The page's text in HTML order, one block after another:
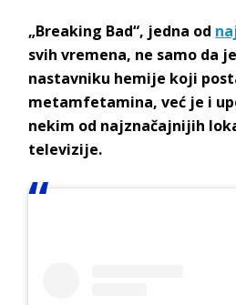
„Breaking Bad“, jedna od
svih vremena, ne samo da
nastavniku hemije koji
metamfetamina, već je i
nekim od najznačajnijih
televizije.